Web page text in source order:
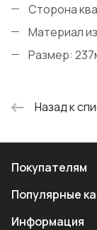
Сторона
Материал
Размер:
Назад к
Покупателям
Популярные
Информация